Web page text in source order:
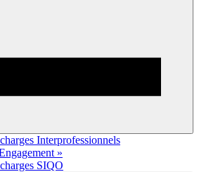
Interprofessionnels
»
SIQO